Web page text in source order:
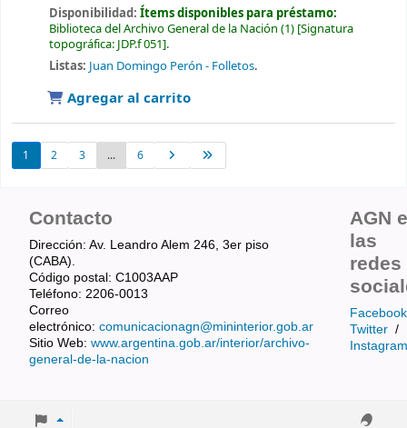
Disponibilidad: Ítems disponibles para préstamo:
Biblioteca del Archivo General de la Nación (1) Signatura
topográfica: JDP.f 051 .
Listas: Juan Domingo Perón - Folletos.
Agregar al carrito
1 2 3 ... 6
Contacto
Dirección: Av. Leandro Alem 246, 3er piso
(CABA).
Código postal: C1003AAP
Teléfono: 2206-0013
Correo
electrónico: comunicacionagn@mininterior.gob.ar
Sitio Web: www.argentina.gob.ar/interior/archivo-
general-de-la-nacion
AGN
las
redes
Facebook
Twitter /
Instagram